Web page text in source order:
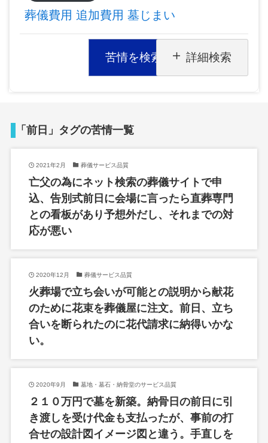
葬儀費用 追加費用 墓じまい
苦情を検索 詳細検索
「前日」タグの苦情一覧
2021年2月 葬儀サービス品質
亡父の為にネット検索の葬儀サイトで申
込、告別式前日に会場に言ったら直葬専門
との看板があり予想外だし、それまでの対
応が悪い
2020年12月 葬儀サービス品質
火葬場で立ち会いが可能との説明から献花
のために花束を葬儀屋に注文。前日、立ち
合いを断られたのに花代請求に納得いかな
い。
2020年9月 墓地・墓石・納骨堂のサービス品質
２１０万円で墓を新築。納骨日の前日に引
き渡しを受け代金も支払ったが、事前の打
合せの設計図イメージ図と違う。手直しを